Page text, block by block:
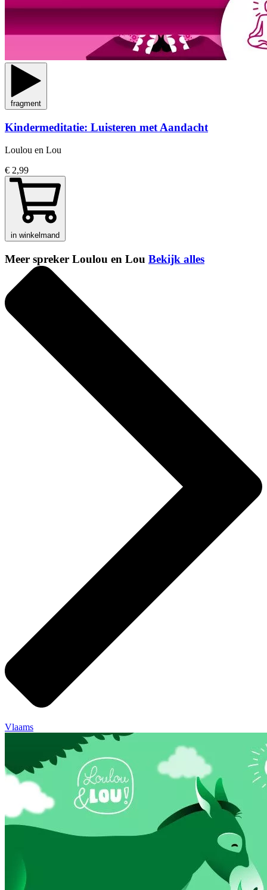
fragment
Kindermeditatie: Luisteren met Aandacht
Loulou en Lou
€ 2,99
in winkelmand
Meer spreker Loulou en Lou Bekijk alles
Vlaams